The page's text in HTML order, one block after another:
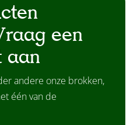
een
aan
andere onze brokken,
één van de